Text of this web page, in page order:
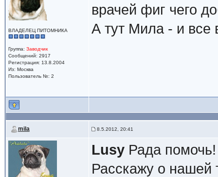
ВЛАДЕЛЕЦ ПИТОМНИКА
Группа: Заводчик
Сообщений: 2917
Регистрация: 13.8.2004
Из: Москва
Пользователь №: 2
врачей фиг чего
А тут Мила - и все
mila 8.5.2012, 20:41
LusyРада помочь!
Расскажу о нашей